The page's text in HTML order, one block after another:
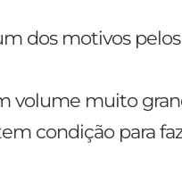
dos motivos
volume muito
condição para